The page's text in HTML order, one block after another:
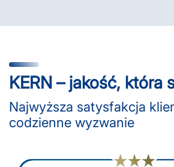
KERN – jakość, która
Najwyższa satysfakcja
codzienne wyzwanie